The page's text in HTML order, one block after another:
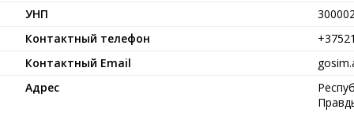
УНП
Контактный телефон
Контактный Email
Адрес